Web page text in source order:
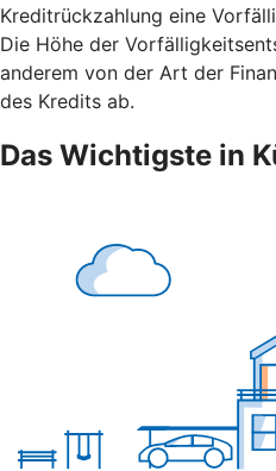
Kreditrückzahlung eine
Die Höhe der
anderem von der Art der
des Kredits ab.
Das Wichtigste in